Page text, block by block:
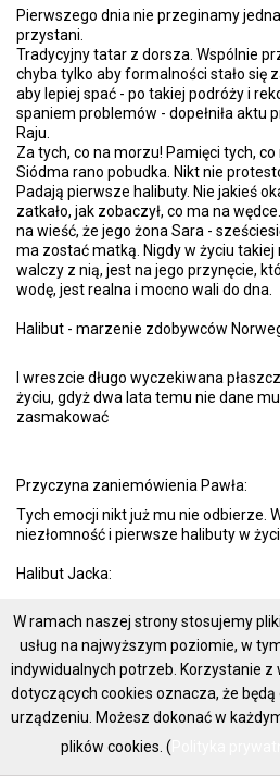
Pierwszego dnia nie przeginamy
przystani.
Tradycyjny tatar z dorsza. Wspólnie
chyba tylko aby formalności stało się
aby lepiej spać - po takiej podróży i
spaniem problemów - dopełniła aktu
Raju.
Za tych, co na morzu! Pamięci tych, co
Siódma rano pobudka. Nikt nie
Padają pierwsze halibuty. Nie jakieś
zatkało, jak zobaczył, co ma na
na wieść, że jego żona Sara -
ma zostać matką. Nigdy w życiu takiej
walczy z nią, jest na jego przynęcie,
wodę, jest realna i mocno wali do dna.
Halibut - marzenie zdobywców
I wreszcie długo wyczekiwana
życiu, gdyż dwa lata temu nie dane
zasmakować
Przyczyna zaniemówienia Pawła:
Tych emocji nikt już mu nie odbierze.
niezłomność i pierwsze halibuty w
Halibut Jacka:
Piotra:
I największy bodaj hali wyprawy 21kg
A tu Najwięksi Wojownicy wyprawy:
łodzi padło ponad 30 sztuk.
W ramach naszej strony stosujemy
usług na najwyższym poziomie, w
indywidualnych potrzeb. Korzystanie
dotyczących cookies oznacza, że
urządzeniu. Możesz dokonać w
plików cookies. (